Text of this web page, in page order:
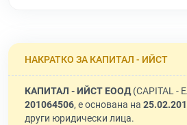
НАКРАТКО ЗА КАПИТАЛ - ИЙСТ
КАПИТАЛ - ИЙСТ ЕООД(CAPITAL -
201064506, е основана на
други юридически лица.